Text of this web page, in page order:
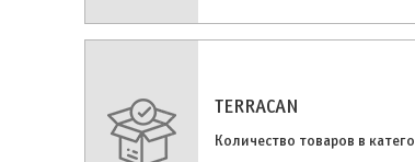
TERRACAN
Количество товаров в